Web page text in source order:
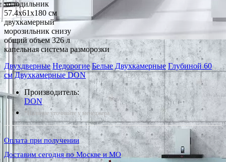
холодильник
57.4x61x180 см
двухкамерный
морозильник снизу
общий объем 326 л
капельная система разморозки
Двухдверные Недорогие Белые Двухкамерные Глубиной 60
см Двухкамерные DON
Производитель:
DON
*Наличие уточняйте у менеджера
Оплата при получении
Доставим сегодня по Москве и МО